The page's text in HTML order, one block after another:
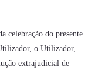
celebração do presente
o Utilizador,
extrajudicial de